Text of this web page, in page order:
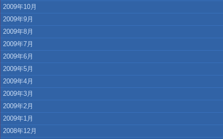
2009年10月
2009年9月
2009年8月
2009年7月
2009年6月
2009年5月
2009年4月
2009年3月
2009年2月
2009年1月
2008年12月